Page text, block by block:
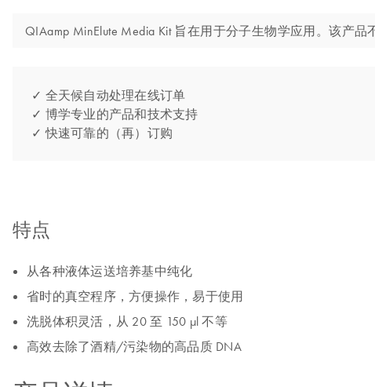
QIAamp MinElute Media Kit 旨在用于分子生物学应用。该产品
✓ 全天候自动处理在线订单
✓ 博学专业的产品和技术支持
✓ 快速可靠的（再）订购
特点
从各种液体运送培养基中纯化
省时的真空程序，方便操作，易于使用
洗脱体积灵活，从 20 至 150 µl 不等
高效去除了酒精/污染物的高品质 DNA